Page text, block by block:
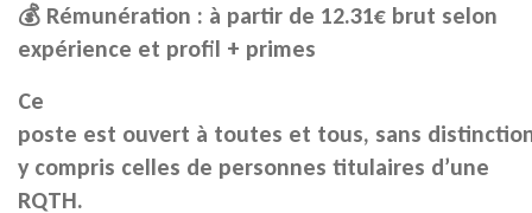
💰 Rémunération : à partir de 12.31€ brut selon
expérience et profil + primes
Ce
poste est ouvert à toutes et tous, sans
y compris celles de personnes titulaires d’une
RQTH.